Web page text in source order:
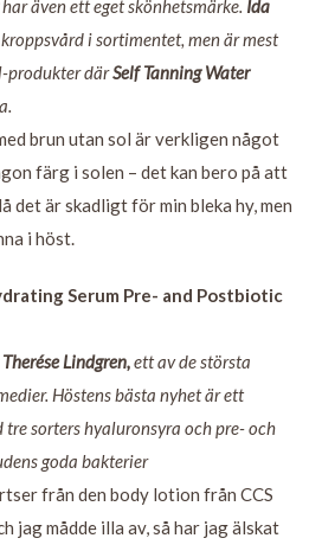
har även ett eget skönhetsmärke. Ida
i sortimentet, men är mest
produkter därSelf Tanning Water
brun utan sol är verkligen något
färg i solen – det kan bero på att
det är skadligt för min bleka hy, men
i höst.
Serum Pre- and Postbiotic
Therése Lindgren,ett av de största
Höstens bästa nyhet är ett
sorters hyaluronsyra och pre- och
goda bakterier
från den body lotion från CCS
jag mådde illa av, så har jag älskat